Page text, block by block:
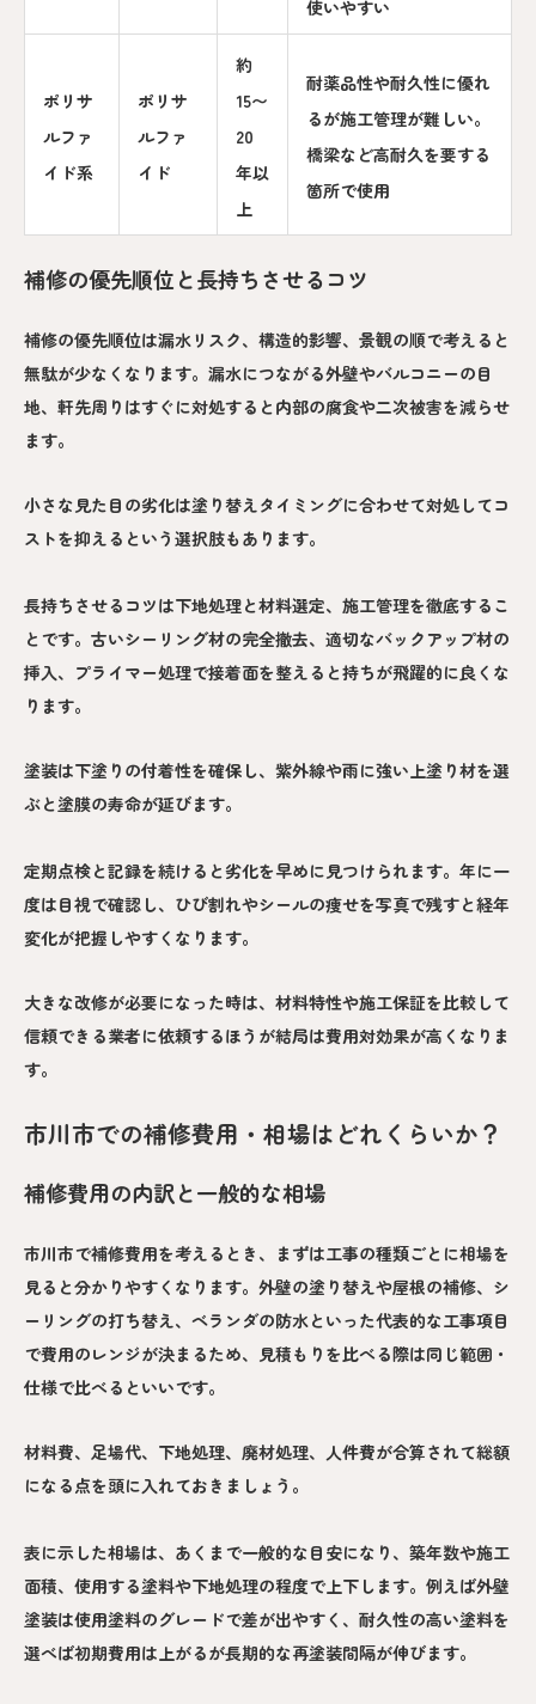
使いやすい
ポリサ
ルファ
イド系
ポリサ
ルファ
イド
約
15〜
20
年以
上
耐薬品性や耐久性に優れ
るが施工管理が難しい。
橋梁など高耐久を要する
箇所で使用
補修の優先順位と長持ちさせるコツ
補修の優先順位は漏水リスク、構造的影響、景観の順で考えると
無駄が少なくなります。漏水につながる外壁やバルコニーの目
地、軒先周りはすぐに対処すると内部の腐食や二次被害を減らせ
ます。
小さな見た目の劣化は塗り替えタイミングに合わせて対処してコ
ストを抑えるという選択肢もあります。
長持ちさせるコツは下地処理と材料選定、施工管理を徹底するこ
とです。古いシーリング材の完全撤去、適切なバックアップ材の
挿入、プライマー処理で接着面を整えると持ちが飛躍的に良くな
ります。
塗装は下塗りの付着性を確保し、紫外線や雨に強い上塗り材を選
ぶと塗膜の寿命が延びます。
定期点検と記録を続けると劣化を早めに見つけられます。年に一
度は目視で確認し、ひび割れやシールの痩せを写真で残すと経年
変化が把握しやすくなります。
大きな改修が必要になった時は、材料特性や施工保証を比較して
信頼できる業者に依頼するほうが結局は費用対効果が高くなりま
す。
市川市での補修費用・相場はどれくらいか？
補修費用の内訳と一般的な相場
市川市で補修費用を考えるとき、まずは工事の種類ごとに相場を
見ると分かりやすくなります。外壁の塗り替えや屋根の補修、シ
ーリングの打ち替え、ベランダの防水といった代表的な工事項目
で費用のレンジが決まるため、見積もりを比べる際は同じ範囲・
仕様で比べるといいです。
材料費、足場代、下地処理、廃材処理、人件費が合算されて総額
になる点を頭に入れておきましょう。
表に示した相場は、あくまで一般的な目安になり、築年数や施工
面積、使用する塗料や下地処理の程度で上下します。例えば外壁
塗装は使用塗料のグレードで差が出やすく、耐久性の高い塗料を
選べば初期費用は上がるが長期的な再塗装間隔が伸びます。